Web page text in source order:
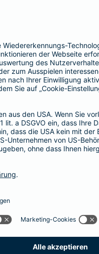
SBU Invest
Die
mehr Infos